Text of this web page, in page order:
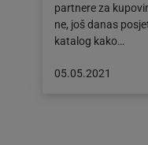
partnere za
ne, još danas
katalog kako…
Objava
05.05.2021